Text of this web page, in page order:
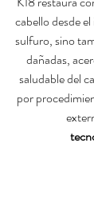
cabello desde
sulfuro, sino
dañadas,
saludable del
por